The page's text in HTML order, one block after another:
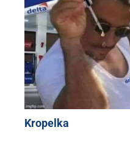
Kropelka